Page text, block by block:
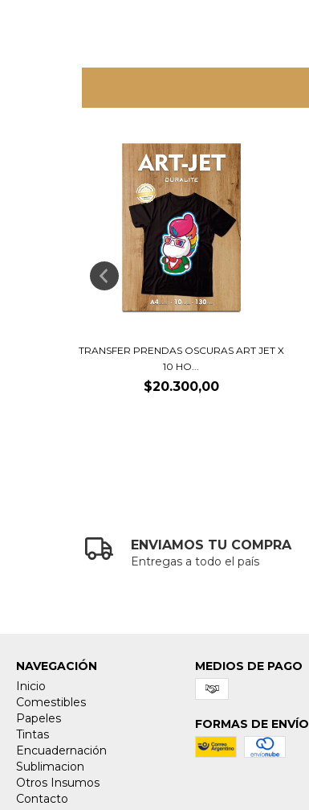
TRANSFER PRENDAS OSCURAS ART JET X
10 HO...
$20.300,00
ENVIAMOS TU COMPRA
Entregas a todo el país
NAVEGACIÓN
Inicio
Comestibles
Papeles
Tintas
Encuadernación
Sublimacion
Otros Insumos
Contacto
MEDIOS DE PAGO
FORMAS DE ENVÍO